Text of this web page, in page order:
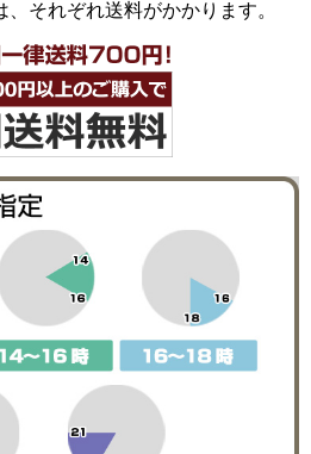
それぞれ送料がかかります。